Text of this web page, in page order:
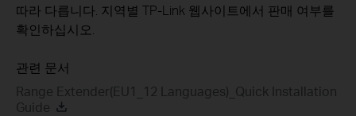
따라 다릅니다. 지역별 TP-Link 웹사이트에서 판매 여부를
확인하십시오.
관련 문서
Range Extender(EU1_12 Languages)_Quick Installation
Guide